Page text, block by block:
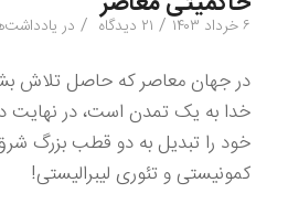
۶ خرداد ۱۴۰۳ / ۲۱ دیدگاه / در
در جهان معاصر که حاصل تلاش
خدا به یک تمدن است، در نهایت
خود را تبدیل به دو قطب بزرگ
کمونیستی و تئوری لیبرالیستی!